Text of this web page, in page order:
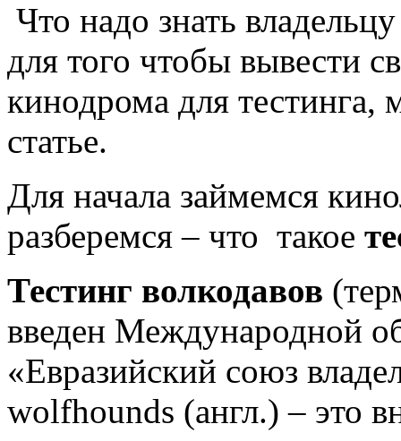
Что надо знать
для того чтобы вывести
кинодрома для тестинга,
статье.
Для начала займемся
разберемся – что такое
Тестинг волкодавов
введен Международной
«Евразийский союз
wolfhounds (англ.) – это